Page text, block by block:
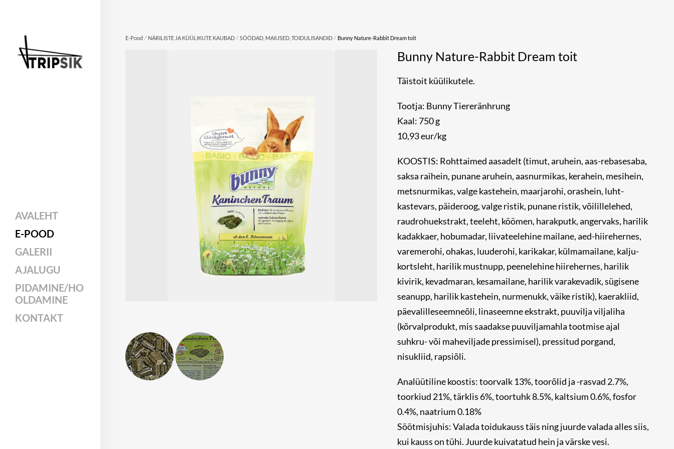
AVALEHT
E-POOD
GALERII
AJALUGU
PIDAMINE/HO
OLDAMINE
KONTAKT
E-Pood / NÄRILISTE JA KÜÜLIKUTE KAUBAD / SÖÖDAD, MAIUSED, TOIDULISANDID / Bunny Nature-Rabbit Dream toit
Bunny Nature-Rabbit Dream toit
Täistoit küülikutele.
Tootja: Bunny Tiereränhrung
Kaal: 750 g
10,93 eur/kg
KOOSTIS: Rohttaimed aasadelt (timut, aruhein, aas-rebasesaba,
saksa raihein, punane aruhein, aasnurmikas, kerahein, mesihein,
metsnurmikas, valge kastehein, maarjarohi, orashein, luht-
kastevars, päideroog, valge ristik, punane ristik, võilillelehed,
raudrohuekstrakt, teeleht, köömen, harakputk, angervaks, harilik
kadakkaer, hobumadar, liivateelehine mailane, aed-hiirehernes,
varemerohi, ohakas, luuderohi, karikakar, külmamailane, kalju-
kortsleht, harilik mustnupp, peenelehine hiirehernes, harilik
kivirik, kevadmaran, kesamailane, harilik varakevadik, sügisene
seanupp, harilik kastehein, nurmenukk, väike ristik), kaerakliid,
päevalilleseemneõli, linaseemne ekstrakt, puuvilja viljaliha
(kõrvalprodukt, missaadakse puuviljamahla tootmise ajal
suhkru- või maheviljade pressimisel), pressitud porgand,
nisukliid, rapsiõli.
Analüütiline koostis: toorvalk 13%, toorõlid ja -rasvad 2.7%,
toorkiud 21%, tärklis 6%, toortuhk 8.5%, kaltsium 0.6%, fosfor
0.4%, naatrium 0.18%
Söötmisjuhis: Valada toidukauss täis ning juurde valada alles siis,
kui kauss on tühi. Juurde kuivatatud hein ja värske vesi.